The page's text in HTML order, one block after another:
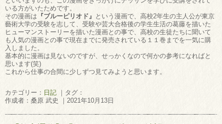
いる方がいたためです。
その漫画は 『ブルーピリオド』 という漫画で、高校2年生の主人公が東京
藝術大学の受験を志して、受験や芸大合格後の学生生活の葛藤を描いた
ヒューマンストーリーを描いた漫画との事で、高校の生徒たちに聞いて
も人気の漫画との事で現在までに発売されている１１巻までを一気に購
入しました。
基本的に漫画は見ないのですが、せっかくなので何かの参考になればと
思います(笑)
これから仕事の合間に少しずつ見てみようと思います。
カテゴリー： 日記 ｜タグ：
作成者：桑原 武史 ｜2021年10月13日